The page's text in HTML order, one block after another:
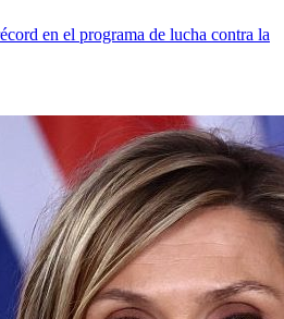
en el programa de lucha contra la